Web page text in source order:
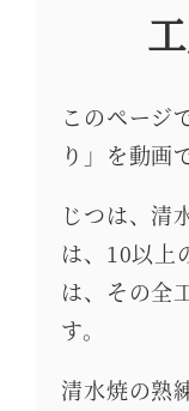
このページ
り」を動画
じつは、清
は、10以上
は、その全
す。
清水焼の熟